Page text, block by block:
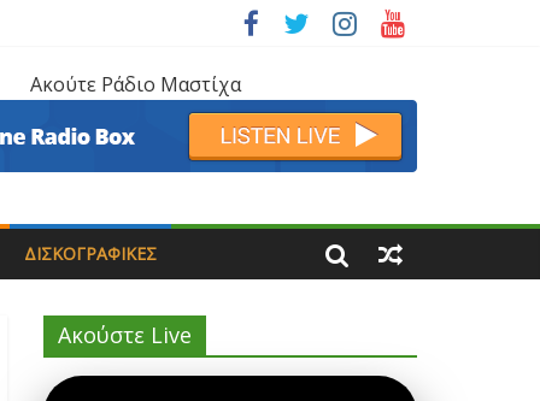
Ακούτε Ράδιο Μαστίχα
ΔΙΣΚΟΓΡΑΦΙΚΈΣ
Ακούστε Live